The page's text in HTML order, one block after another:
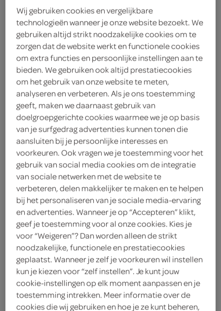
Lokale Bakker
karakterkorn half
Lokale Bakker
2.
14
1 Stuks
Let op: aanbiedingen zijn niet zichtbaar bij de
producten, maar worden wél automatisch
verwerkt in de winkelmand.
Wij gebruiken cookies en vergelijkbare
technologieën wanneer je onze website bezoekt. We
gebruiken altijd strikt noodzakelijke cookies om te
zorgen dat de website werkt en functionele cookies
om extra functies en persoonlijke instellingen aan te
bieden. We gebruiken ook altijd prestatiecookies
om het gebruik van onze website te meten,
analyseren en verbeteren. Als je ons toestemming
geeft, maken we daarnaast gebruik van
doelgroepgerichte cookies waarmee we je op basis
van je surfgedrag advertenties kunnen tonen die
aansluiten bij je persoonlijke interesses en
voorkeuren. Ook vragen we je toestemming voor het
gebruik van social media cookies om de integratie
van sociale netwerken met de website te
verbeteren, delen makkelijker te maken en te helpen
bij het personaliseren van je sociale media-ervaring
en advertenties. Wanneer je op “Accepteren” klikt,
geef je toestemming voor al onze cookies. Kies je
voor “Weigeren”? Dan worden alleen de strikt
noodzakelijke, functionele en prestatiecookies
geplaatst. Wanneer je zelf je voorkeuren wil instellen
kun je kiezen voor “zelf instellen”. Je kunt jouw
cookie-instellingen op elk moment aanpassen en je
toestemming intrekken. Meer informatie over de
cookies die wij gebruiken en hoe je ze kunt beheren,